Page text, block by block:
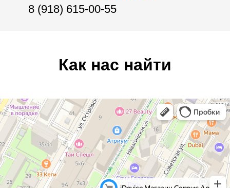
8 (918) 615-00-55
Как нас найти